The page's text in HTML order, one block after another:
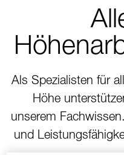
Als Spezialisten für
Höhe
unserem
und